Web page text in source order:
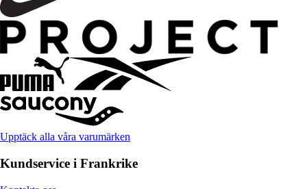
Upptäck alla våra varumärken
Kundservice i Frankrike